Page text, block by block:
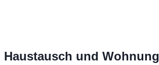
Haustausch und